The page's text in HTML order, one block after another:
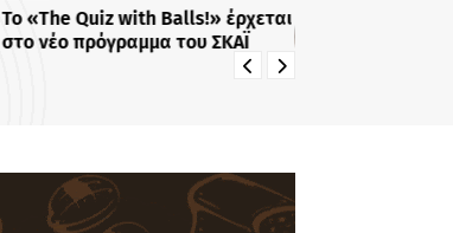
Το «The Quiz with Balls!» έρχεται
στο νέο πρόγραμμα του ΣΚΑΪ